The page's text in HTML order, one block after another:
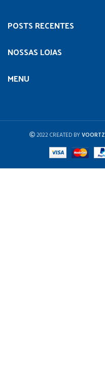
POSTS RECENTES
NOSSAS LOJAS
MENU
2022 CREATED BYVOORTZ